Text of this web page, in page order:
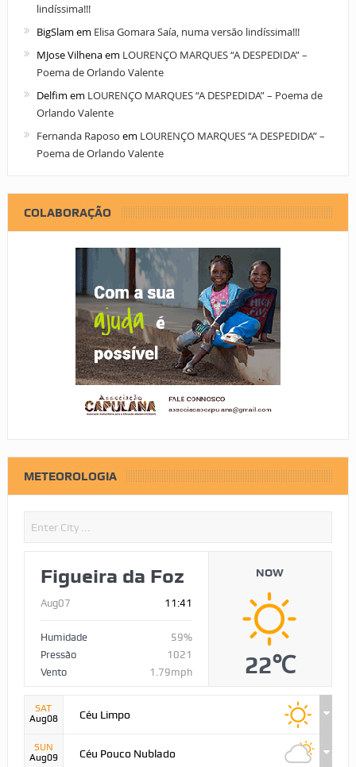
lindíssima!!!
BigSlam em Elisa Gomara Saía, numa versão lindíssima!!!
MJose Vilhenaem LOURENÇO MARQUES “A DESPEDIDA” –
Poema de Orlando Valente
Delfim em LOURENÇO MARQUES “A DESPEDIDA” – Poema de
Orlando Valente
Fernanda Raposo em LOURENÇO MARQUES “A DESPEDIDA” –
Poema de Orlando Valente
COLABORAÇÃO
METEOROLOGIA
Figueira da Foz
Aug07 11:41
Humidade
59%
Pressão
1021
Vento
1.79mph
NOW
22℃
SAT
Aug08
Céu Limpo
SUN
Aug09
Céu Pouco Nublado